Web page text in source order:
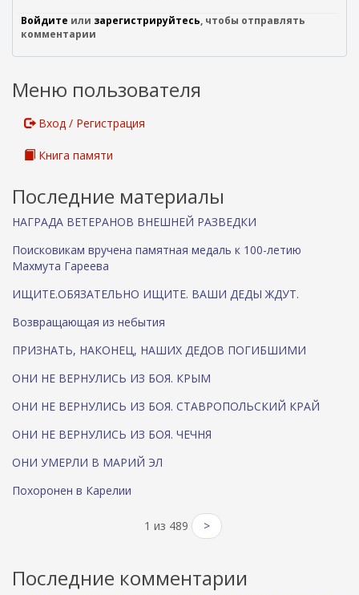
н
ш
я
а
)
Войдите или зарегистрируйтесь, чтобы отправлять
комментарии
Меню пользователя
Вход / Регистрация
Книга памяти
Последние материалы
НАГРАДА ВЕТЕРАНОВ ВНЕШНЕЙ РАЗВЕДКИ
Поисковикам вручена памятная медаль к 100-летию
Махмута Гареева
ИЩИТЕ.ОБЯЗАТЕЛЬНО ИЩИТЕ. ВАШИ ДЕДЫ ЖДУТ.
Возвращающая из небытия
ПРИЗНАТЬ, НАКОНЕЦ, НАШИХ ДЕДОВ ПОГИБШИМИ
ОНИ НЕ ВЕРНУЛИСЬ ИЗ БОЯ. КРЫМ
ОНИ НЕ ВЕРНУЛИСЬ ИЗ БОЯ. СТАВРОПОЛЬСКИЙ КРАЙ
ОНИ НЕ ВЕРНУЛИСЬ ИЗ БОЯ. ЧЕЧНЯ
ОНИ УМЕРЛИ В МАРИЙ ЭЛ
Похоронен в Карелии
1 из 489 >
Последние комментарии